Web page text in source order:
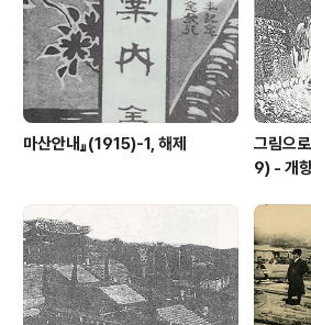
마산안내』(1915)-1, 해제
그림으
9) - 개